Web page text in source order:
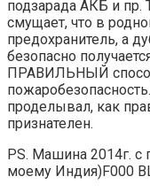
подзарада АКБ и пр.
смущает, что в
предохранитель, а
безопасно
ПРАВИЛЬНЫЙ
проделывал, как
признателен.
PS. Машина 2014г. с
моему Индия)F000